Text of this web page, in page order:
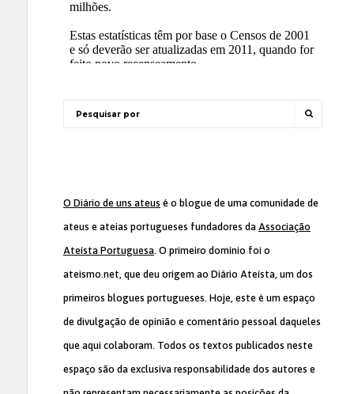
O Diário de uns ateus é o blogue de uma comunidade de
ateus e ateias portugueses fundadores da Associação
Ateísta Portuguesa. O primeiro domínio foi o
ateismo.net, que deu origem ao Diário Ateísta, um dos
primeiros blogues portugueses. Hoje, este é um espaço
de divulgação de opinião e comentário pessoal daqueles
que aqui colaboram. Todos os textos publicados neste
espaço são da exclusiva responsabilidade dos autores e